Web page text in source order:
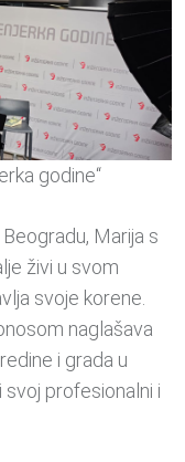
godine“
Marija s
živi u svom
svoje korene.
naglašava
i grada u
profesionalni i